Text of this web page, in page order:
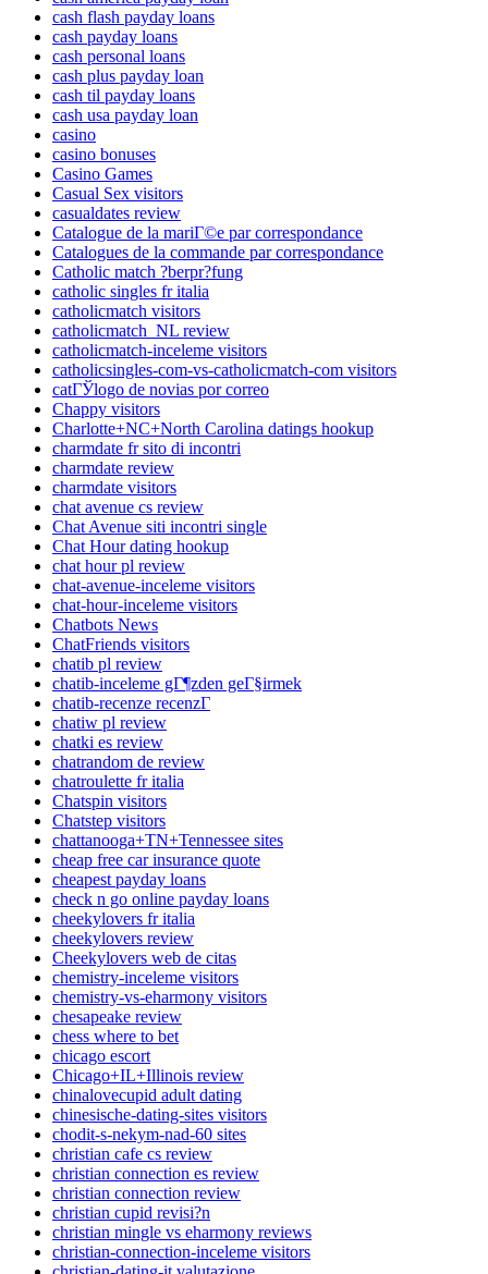
cash flash payday loans
cash payday loans
cash personal loans
cash plus payday loan
cash til payday loans
cash usa payday loan
casino
casino bonuses
Casino Games
Casual Sex visitors
casualdates review
Catalogue de la mariГ©e par correspondance
Catalogues de la commande par correspondance
Catholic match ?berpr?fung
catholic singles fr italia
catholicmatch visitors
catholicmatch_NL review
catholicmatch-inceleme visitors
catholicsingles-com-vs-catholicmatch-com visitors
catГЎlogo de novias por correo
Chappy visitors
Charlotte+NC+North Carolina datings hookup
charmdate fr sito di incontri
charmdate review
charmdate visitors
chat avenue cs review
Chat Avenue siti incontri single
Chat Hour dating hookup
chat hour pl review
chat-avenue-inceleme visitors
chat-hour-inceleme visitors
Chatbots News
ChatFriends visitors
chatib pl review
chatib-inceleme gГ¶zden geГ§irmek
chatib-recenze recenzГ­
chatiw pl review
chatki es review
chatrandom de review
chatroulette fr italia
Chatspin visitors
Chatstep visitors
chattanooga+TN+Tennessee sites
cheap free car insurance quote
cheapest payday loans
check n go online payday loans
cheekylovers fr italia
cheekylovers review
Cheekylovers web de citas
chemistry-inceleme visitors
chemistry-vs-eharmony visitors
chesapeake review
chess where to bet
chicago escort
Chicago+IL+Illinois review
chinalovecupid adult dating
chinesische-dating-sites visitors
chodit-s-nekym-nad-60 sites
christian cafe cs review
christian connection es review
christian connection review
christian cupid revisi?n
christian mingle vs eharmony reviews
christian-connection-inceleme visitors